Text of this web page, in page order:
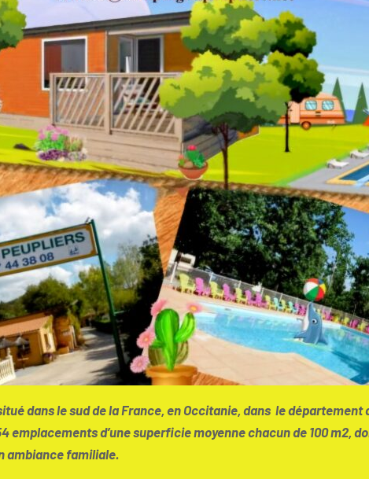
dans le sud de la France, en Occitanie, dans le département
emplacements d’une superficie moyenne chacun de 100 m2,
ambiance familiale.